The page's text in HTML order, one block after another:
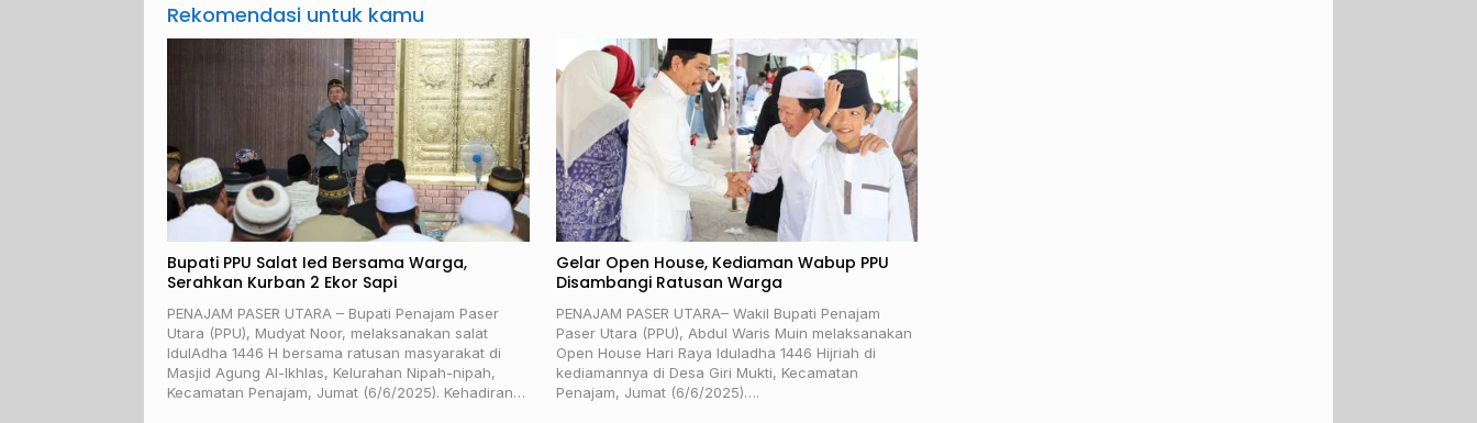
Rekomendasi untuk kamu
Bupati PPU Salat Ied Bersama Warga,
Serahkan Kurban 2 Ekor Sapi
PENAJAM PASER UTARA – Bupati Penajam Paser
Utara (PPU), Mudyat Noor, melaksanakan salat
IdulAdha 1446 H bersama ratusan masyarakat di
Masjid Agung Al-Ikhlas, Kelurahan Nipah-nipah,
Kecamatan Penajam, Jumat (6/6/2025). Kehadiran…
Gelar Open House, Kediaman Wabup PPU
Disambangi Ratusan Warga
PENAJAM PASER UTARA– Wakil Bupati Penajam
Paser Utara (PPU), Abdul Waris Muin melaksanakan
Open House Hari Raya Iduladha 1446 Hijriah di
kediamannya di Desa Giri Mukti, Kecamatan
Penajam, Jumat (6/6/2025)….